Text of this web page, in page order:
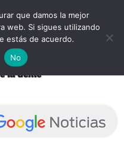
que damos la mejor
web. Si sigues utilizando
estás de acuerdo.
No